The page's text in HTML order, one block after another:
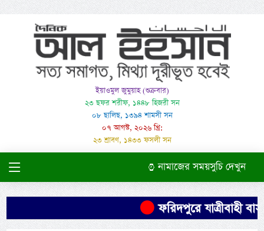
ইয়াওমুল জুমুয়াহ (শুক্রবার)
২৩ ছফর শরীফ, ১৪৪৮ হিজরী সন
০৮ ছালিছ, ১৩৯৪ শামসী সন
০৭ আগস্ট, ২০২৬ খ্রি:
২৩ শ্রাবণ, ১৪৩৩ ফসলী সন
নামাজের সময়সুচি দেখুন
ফরিদপুরে যাত্রীবাহী বাস